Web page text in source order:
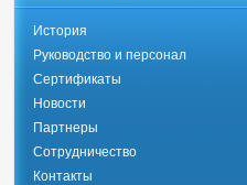
История
Руководство и персонал
Сертификаты
Новости
Партнеры
Сотрудничество
Контакты